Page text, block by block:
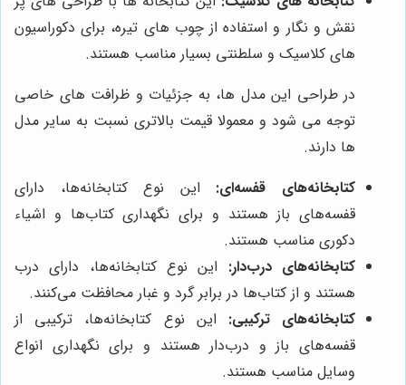
نقش و نگار و استفاده از چوب های تیره، برای دکوراسیون
های کلاسیک و سلطنتی بسیار مناسب هستند.
در طراحی این مدل ها، به جزئیات و ظرافت های خاصی
توجه می شود و معمولا قیمت بالاتری نسبت به سایر مدل
ها دارند.
کتابخانه‌های قفسه‌ای: این نوع کتابخانه‌ها، دارای
قفسه‌های باز هستند و برای نگهداری کتاب‌ها و اشیاء
دکوری مناسب هستند.
کتابخانه‌های درب‌دار: این نوع کتابخانه‌ها، دارای درب
هستند و از کتاب‌ها در برابر گرد و غبار محافظت می‌کنند.
کتابخانه‌های ترکیبی: این نوع کتابخانه‌ها، ترکیبی از
قفسه‌های باز و درب‌دار هستند و برای نگهداری انواع
وسایل مناسب هستند.